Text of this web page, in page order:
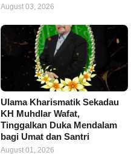
August 03, 2026
Ulama Kharismatik Sekadau
KH Muhdlar Wafat,
Tinggalkan Duka Mendalam
bagi Umat dan Santri
August 01, 2026